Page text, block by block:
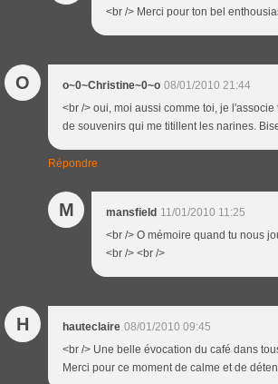
<br /> Merci pour ton bel
O o~0~Christine~0~o 08/01/2010 21:44
<br /> oui, moi aussi comme toi, je
de souvenirs qui me titillent les narines.
Répondre
M mansfield 11/01/2010 11:25
<br /> O mémoire quand tu nous
<br /> <br />
H hauteclaire 08/01/2010 09:45
<br /> Une belle évocation du café dans
Merci pour ce moment de calme et de